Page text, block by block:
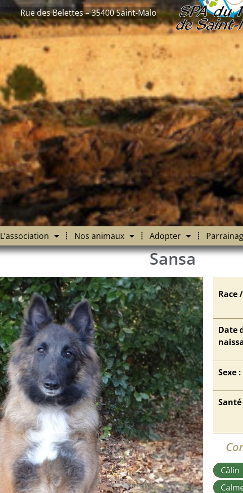
Rue des Belettes – 35400 Saint-Malo
L’association Nos animaux Adopter
Sansa
Race
Date
Sexe :
Santé
Câlin